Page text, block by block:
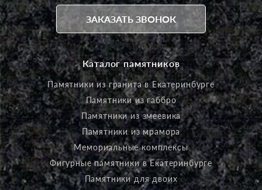
ЗАКАЗАТЬ ЗВОНОК
Каталог памятников
Памятники из гранита в Екатеринбурге
Памятники из габбро
Памятники из змеевика
Памятники из мрамора
Мемориальные комплексы
Фигурные памятники в Екатеринбурге
Памятники для двоих